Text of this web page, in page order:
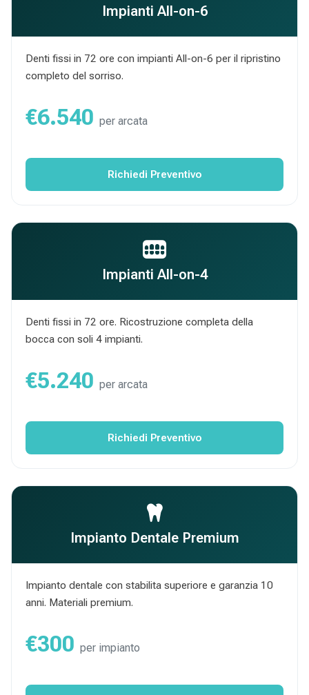
Impianti All-on-6
Denti fissi in 72 ore con impianti All-on-6 per il ripristino
completo del sorriso.
€6.540 per arcata
Richiedi Preventivo
Impianti All-on-4
Denti fissi in 72 ore. Ricostruzione completa della
bocca con soli 4 impianti.
€5.240 per arcata
Richiedi Preventivo
Impianto Dentale Premium
Impianto dentale con stabilita superiore e garanzia 10
anni. Materiali premium.
€300 per impianto